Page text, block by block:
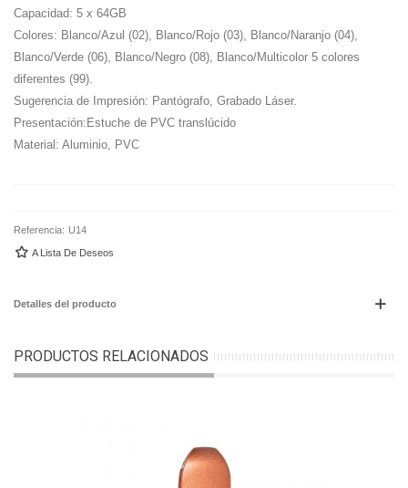
Capacidad: 5 x 64GB
Colores: Blanco/Azul (02), Blanco/Rojo (03), Blanco/Naranjo (04),
Blanco/Verde (06), Blanco/Negro (08), Blanco/Multicolor 5 colores
diferentes (99).
Sugerencia de Impresión: Pantógrafo, Grabado Láser.
Presentación:Estuche de PVC translúcido
Material: Aluminio, PVC
Referencia: U14
A Lista De Deseos
Detalles del producto
PRODUCTOS RELACIONADOS